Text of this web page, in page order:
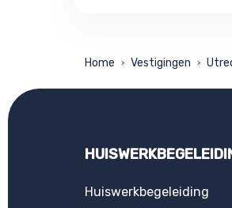
Home > Vestigingen >
Huiswerkbegeleiding